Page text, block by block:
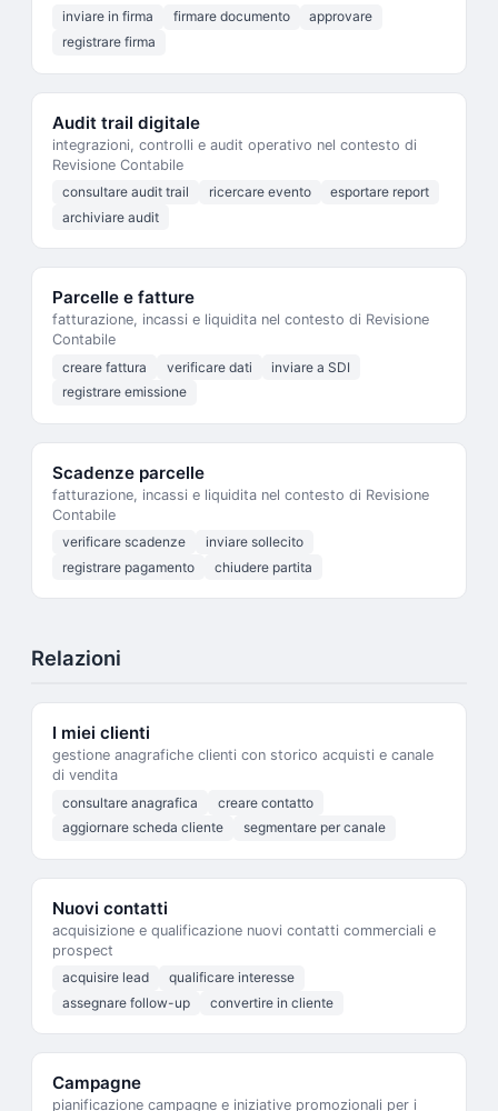
inviare in firma
firmare documento
approvare
registrare firma
Audit trail digitale
integrazioni, controlli e audit operativo nel contesto di
Revisione Contabile
consultare audit trail
ricercare evento
esportare report
archiviare audit
Parcelle e fatture
fatturazione, incassi e liquidita nel contesto di Revisione
Contabile
creare fattura
verificare dati
inviare a SDI
registrare emissione
Scadenze parcelle
fatturazione, incassi e liquidita nel contesto di Revisione
Contabile
verificare scadenze
inviare sollecito
registrare pagamento
chiudere partita
Relazioni
I miei clienti
gestione anagrafiche clienti con storico acquisti e canale
di vendita
consultare anagrafica
creare contatto
aggiornare scheda cliente
segmentare per canale
Nuovi contatti
acquisizione e qualificazione nuovi contatti commerciali e
prospect
acquisire lead
qualificare interesse
assegnare follow-up
convertire in cliente
Campagne
pianificazione campagne e iniziative promozionali per i